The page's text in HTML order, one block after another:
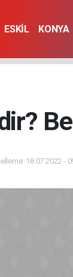
ESKİL KONYA
18.07.2022 -